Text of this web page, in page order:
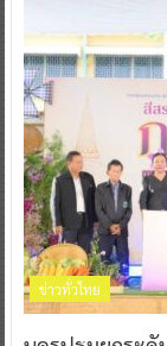
ข่าวทั่วไทย